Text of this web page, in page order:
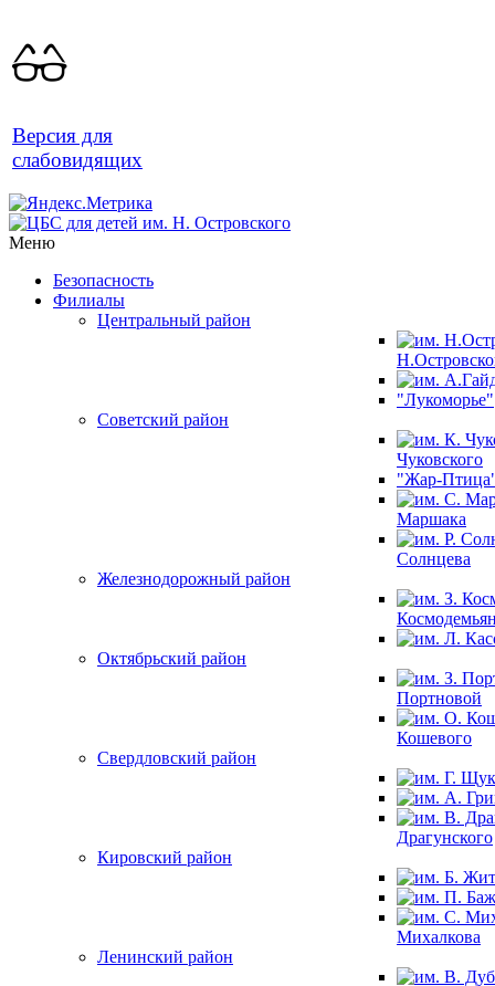
Версия для
слабовидящих
Меню
Безопасность
Филиалы
Центральный район
"Лукоморье"
Советский район
Чуковского
"Жар-
Маршака
Солнцева
Железнодорожный район
Октябрьский район
Портновой
Кошевого
Свердловский район
Драгунского
Кировский район
Михалкова
Ленинский район